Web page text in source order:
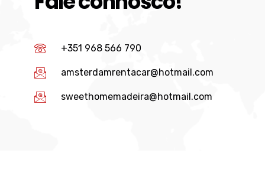
+351 968 566 790
amsterdamrentacar@hotmail.com
sweethomemadeira@hotmail.com